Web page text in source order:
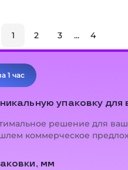
1 2 3 ... 4
1 час
упаковку для
решение для
коммерческое
мм